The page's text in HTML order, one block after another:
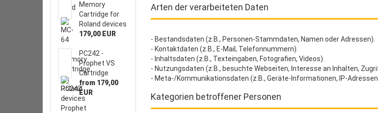
Arten der verarbeiteten Daten
- Bestandsdaten (z.B., Personen-Stammdaten, Namen oder Adressen).
- Kontaktdaten (z.B., E-Mail, Telefonnummern).
- Inhaltsdaten (z.B., Texteingaben, Fotografien, Videos).
- Nutzungsdaten (z.B., besuchte Webseiten, Interesse an Inhalten,
- Meta-/Kommunikationsdaten (z.B., Geräte-Informationen, IP-
Kategorien betroffener Personen
Memory
Cartridge for
Roland devices
179,00 EUR
PC242 -
Prophet VS
Cartridge
from 179,00
EUR